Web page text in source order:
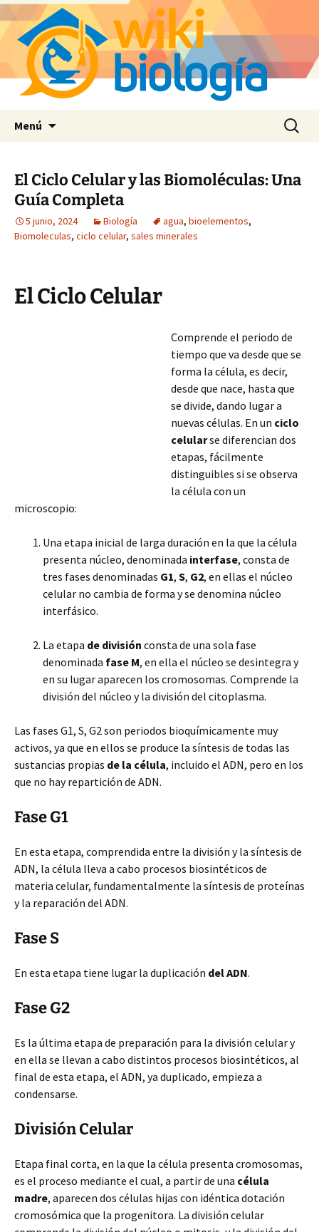
Menú Buscar:
El Ciclo Celular y las Biomoléculas: Una
Guía Completa
5 junio, 2024 Biología agua, bioelementos,
Biomoleculas, ciclo celular, sales minerales
El Ciclo Celular
Comprende el periodo de
tiempo que va desde que se
forma la célula, es decir,
desde que nace, hasta que
se divide, dando lugar a
nuevas células. En un ciclo
celularse diferencian dos
etapas, fácilmente
distinguibles si se observa
la célula con un
microscopio:
Una etapa inicial de larga duración en la que la célula
presenta núcleo, denominada interfase, consta de
tres fases denominadas G1, S, G2, en ellas el núcleo
celular no cambia de forma y se denomina núcleo
interfásico.
La etapa de división consta de una sola fase
denominada fase M, en ella el núcleo se desintegra y
en su lugar aparecen los cromosomas. Comprende la
división del núcleo y la división del citoplasma.
Las fases G1, S, G2 son periodos bioquímicamente muy
activos, ya que en ellos se produce la síntesis de todas las
sustancias propias de la célula, incluido el ADN, pero en los
que no hay repartición de ADN.
Fase G1
En esta etapa, comprendida entre la división y la síntesis de
ADN, la célula lleva a cabo procesos biosintéticos de
materia celular, fundamentalmente la síntesis de proteínas
y la reparación del ADN.
Fase S
En esta etapa tiene lugar la duplicación del ADN.
Fase G2
Es la última etapa de preparación para la división celular y
en ella se llevan a cabo distintos procesos biosintéticos, al
final de esta etapa, el ADN, ya duplicado, empieza a
condensarse.
División Celular
Etapa final corta, en la que la célula presenta cromosomas,
es el proceso mediante el cual, a partir de una célula
madre, aparecen dos células hijas con idéntica dotación
cromosómica que la progenitora. La división celular